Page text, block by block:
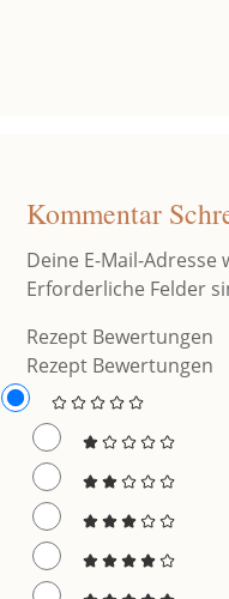
Kommentar
Deine E-Mail-
Erforderliche Felder
Rezept Bewertungen
Rezept Bewertungen